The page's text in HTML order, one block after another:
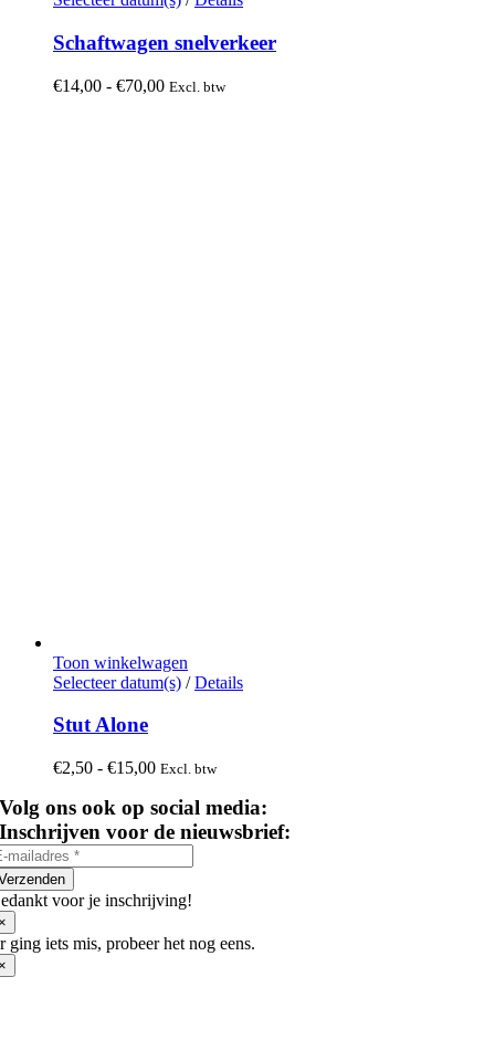
heeft
meerdere
variaties.
Deze
Schaftwagen snelverkeer
€14,00 - €70,00Prijsklasse:
Excl. btw
Toon winkelwagen
Selecteer datum(s) Dit
variaties.
optie
kan
gekozen
de
/ Details
Stut Alone
€2,50 - €15,00Prijsklasse:
tot
€15,00
Excl. btw
Volg ons ook op social media:
Inschrijven voor de nieuwsbrief:
voor je inschrijving!
ging iets mis, probeer het nog eens.